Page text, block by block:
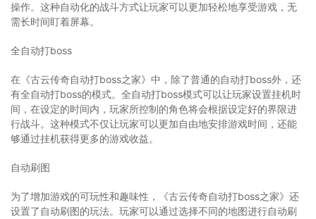
操作。这种自动化的战斗方式让玩家可以更加轻松地享受游戏，无
需长时间盯着屏幕。
全自动打boss
在《古云传奇自动打boss之家》中，除了普通的自动打boss外，还
有全自动打boss的模式。全自动打boss模式可以让玩家设置挂机时
间，在设定的时间内，玩家所控制的角色将会根据设定好的界限进
行战斗。这种模式不仅让玩家可以更加自由地安排游戏时间，还能
够通过挂机获得更多的游戏收益。
自动刷图
为了增加游戏的可玩性和趣味性，《古云传奇自动打boss之家》还
设置了自动刷图的玩法。玩家可以通过选择不同的地图进行自动刷